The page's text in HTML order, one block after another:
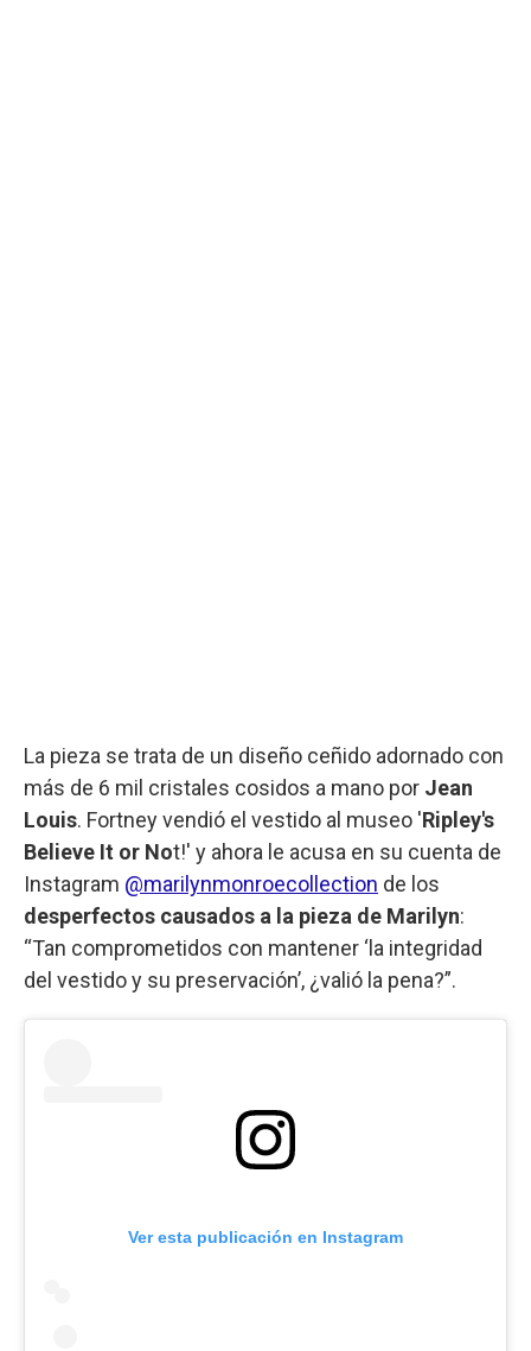
La pieza se trata de un diseño ceñido adornado con
más de 6 mil cristales cosidos a mano por Jean
Louis. Fortney vendió el vestido al museo 'Ripley's
Believe It or Not!' y ahora le acusa en su cuenta de
Instagram @marilynmonroecollection de los
desperfectos causados a la pieza de Marilyn:
“Tan comprometidos con mantener ‘la integridad
del vestido y su preservación’, ¿valió la pena?”.
Ver esta publicación en Instagram